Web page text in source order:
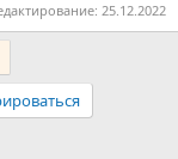
25.12.2022